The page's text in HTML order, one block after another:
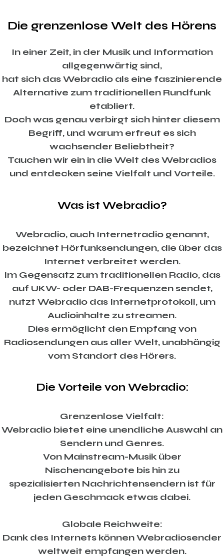
Die grenzenlose Welt des Hörens
In einer Zeit, in der Musik und Information
allgegenwärtig sind,
hat sich das Webradio als eine faszinierende
Alternative zum traditionellen Rundfunk
etabliert.
Doch was genau verbirgt sich hinter diesem
Begriff, und warum erfreut es sich
wachsender Beliebtheit?
Tauchen wir ein in die Welt des Webradios
und entdecken seine Vielfalt und Vorteile.
Was ist Webradio?
Webradio, auch Internetradio genannt,
bezeichnet Hörfunksendungen, die über das
Internet verbreitet werden.
Im Gegensatz zum traditionellen Radio, das
auf UKW- oder DAB-Frequenzen sendet,
nutzt Webradio das Internetprotokoll, um
Audioinhalte zu streamen.
Dies ermöglicht den Empfang von
Radiosendungen aus aller Welt, unabhängig
vom Standort des Hörers.
Die Vorteile von Webradio:
Grenzenlose Vielfalt:
Webradio bietet eine unendliche Auswahl an
Sendern und Genres.
Von Mainstream-Musik über
Nischenangebote bis hin zu
spezialisierten Nachrichtensendern ist für
jeden Geschmack etwas dabei.
Globale Reichweite:
Dank des Internets können Webradiosender
weltweit empfangen werden.